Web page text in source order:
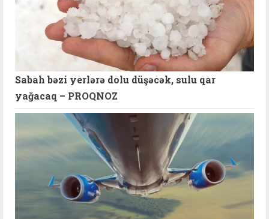
Sabah bəzi yerlərə dolu düşəcək, sulu qar
yağacaq – PROQNOZ